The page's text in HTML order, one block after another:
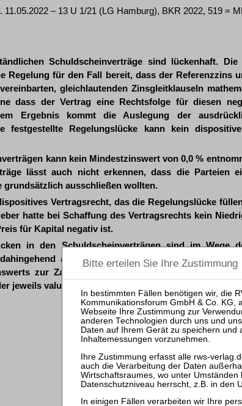
11.05.2022 – 13 U 1/21 (LG Hamburg), BKR 2022, 519 =
Schuldscheinverträge sind lückenhaft. Die
Regelung für den Fall bereit, dass der Referenzzins
gleichlautenden Zinsgleitklauseln
dass der Vertrag eine Rechtsfolge für diesen
Ergebnis kommt die Auslegung der
festgestellte Regelungslücke kann kein
kann kein Mindestzinswert von 0,0 %
lässt auch nicht erkennen, dass die Parteien
grundsätzlich ausschließen wollten.
Vertragsrecht, das die Regelungslücke
hatte bei Schaffung des Vertragsrechts kein
für Kapital negativ ist.
in den Schuldscheinverträgen sind im Wege
auszufüllen, dass der Darlehensgeber
zur Zahlung an den Darlehensnehmer in
jeweils valutierenden Darlehenssumme verpflichtet ist.